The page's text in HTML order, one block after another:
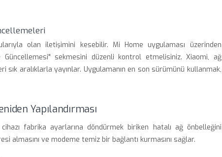
olan iletişimini kesebilir. Mi Home uygulaması üzerinden
sekmesini düzenli kontrol etmelisiniz. Xiaomi, ağ
aralıklarla yayınlar. Uygulamanın en son sürümünü kullanmak,
Yapılandırması
fabrika ayarlarına döndürmek biriken hatalı ağ önbelleğini
almasını ve modeme temiz bir bağlantı kurmasını sağlar.